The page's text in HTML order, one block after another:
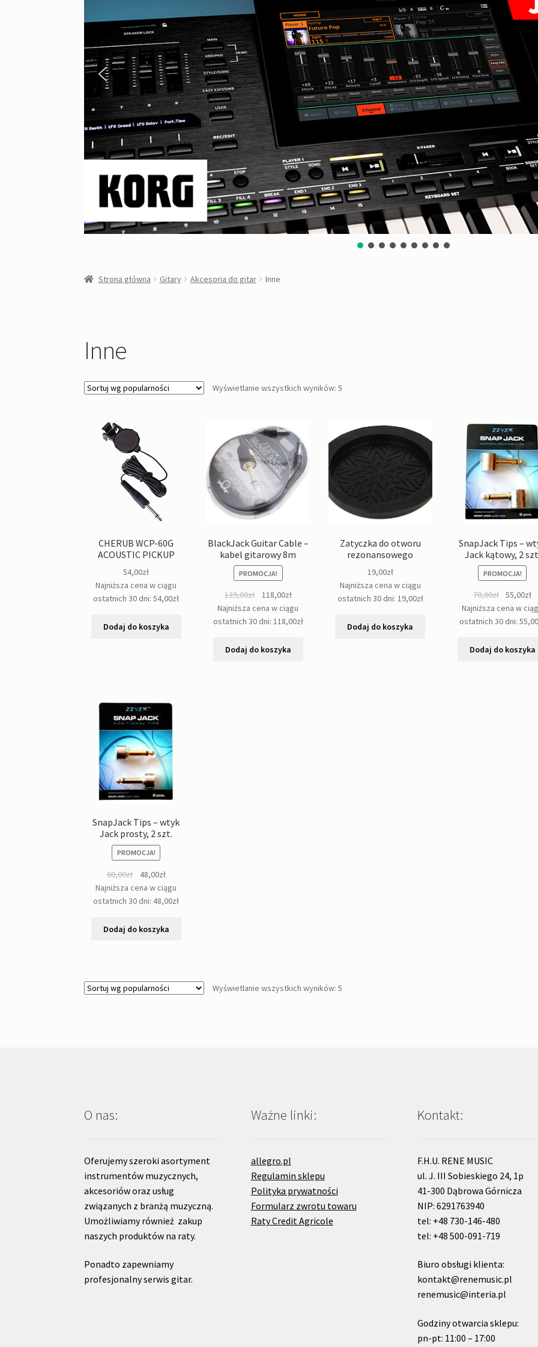
Strona główna Gitary Akcesoria do gitar Inne
Inne
Wyświetlanie wszystkich wyników: 5
CHERUB WCP-60G
ACOUSTIC PICKUP
54,00zł
Najniższa cena w ciągu
ostatnich 30 dni:54,00zł
Dodaj do koszyka
BlackJack Guitar Cable –
kabel gitarowy 8m
PROMOCJA!
129,00zł
Pierwotna
cena
wynosiła:
118,00złAktualna
cena
wynosi:
Najniższa cena w ciągu
ostatnich 30 dni: 118,00zł
Dodaj do koszyka
Zatyczka do otworu
rezonansowego
19,00zł
Najniższa cena w ciągu
ostatnich 30 dni: 19,00zł
Dodaj do koszyka
SnapJack Tips –
Jack kątowy, 2
PROMOCJA!
70,00zł
Pierwotna
cena
wynosiła:
55,00zł
Najniższa cena w
ostatnich 30 dni: 55,00
Dodaj do koszyka
SnapJack Tips – wtyk
Jack prosty, 2 szt.
PROMOCJA!
60,00zł
Pierwotna
cena
wynosiła:
48,00złAktualna
cena
wynosi:
Najniższa cena w ciągu
ostatnich 30 dni:48,00zł
Dodaj do koszyka
Wyświetlanie wszystkich wyników: 5
O nas:
Oferujemy szeroki asortyment
instrumentów muzycznych,
akcesoriów oraz usług
związanych z branżą muzyczną.
Umożliwiamy również zakup
naszych produktów na raty.
Ponadto zapewniamy
profesjonalny serwis gitar.
Ważne linki:
allegro.pl
Regulamin sklepu
Polityka prywatności
Formularz zwrotu towaru
Raty Credit Agricole
Kontakt:
F.H.U. RENE MUSIC
ul. J. III Sobieskiego 24, 1p
41-300 Dąbrowa Górnicza
NIP: 6291763940
tel: +48 730-146-480
tel: +48 500-091-719
Biuro obsługi klienta:
kontakt@renemusic.pl
renemusic@interia.pl
Godziny otwarcia sklepu:
pn-pt: 11:00 – 17:00